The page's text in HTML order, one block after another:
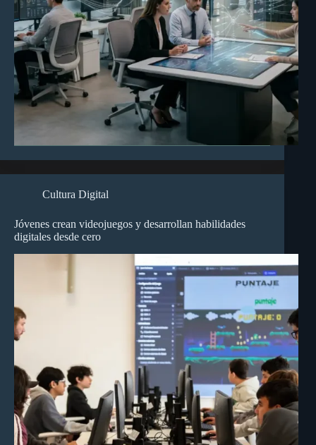
Cultura Digital
Jóvenes crean videojuegos y desarrollan habilidades
digitales desde cero